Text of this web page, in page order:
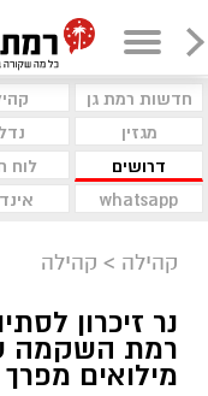
חדשות רמת גן
מגזין
דרושים
לוח
whatsapp
קהילה > קהילה
נר זיכרון
רמת השקמה
מילואים מפרך